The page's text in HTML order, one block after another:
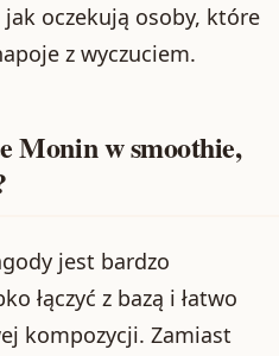
oczekują osoby, które
z wyczuciem.
Monin w smoothie,
jest bardzo
łączyć z bazą i łatwo
kompozycji. Zamiast